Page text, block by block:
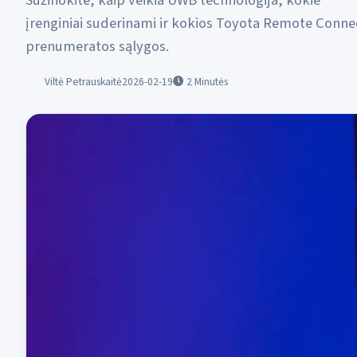
įrenginiai suderinami ir kokios Toyota Remote
prenumeratos sąlygos.
Viltė Petrauskaitė2026-02-19 2Minutės